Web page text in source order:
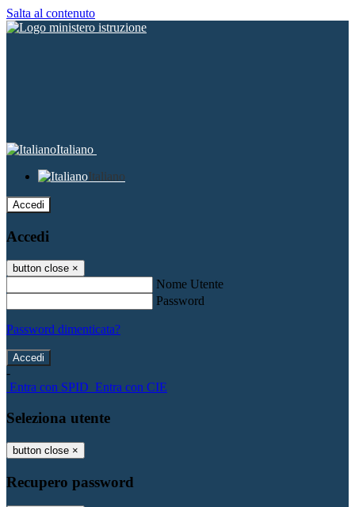
Salta al contenuto
Italiano
Italiano
Accedi
Accedi
button close ×
Nome Utente
Password
Password dimenticata?
-
Entra con SPID Entra con CIE
Seleziona utente
button close ×
Recupero password